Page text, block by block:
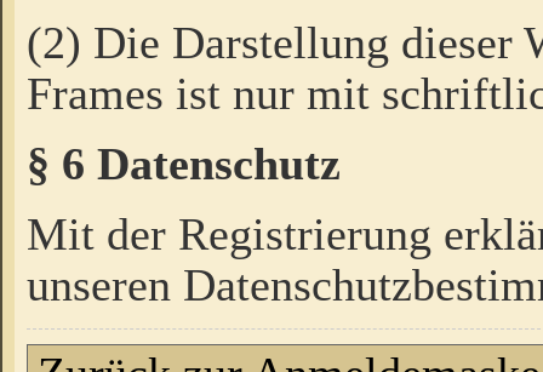
(2) Die Darstellung dieser
Frames ist nur mit
§ 6 Datenschutz
Mit der Registrierung
unseren